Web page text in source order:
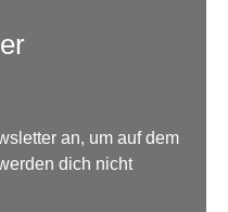
an, um auf dem
dich nicht